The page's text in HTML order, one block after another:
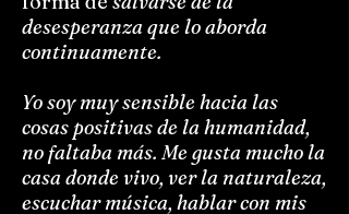
desesperanza que lo aborda
continuamente.
Yo soy muy sensible hacia las
cosas positivas de la humanidad,
no faltaba más. Me gusta mucho la
casa donde vivo, ver la naturaleza,
escuchar música, hablar con mis